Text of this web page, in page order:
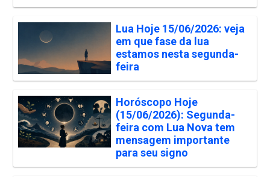
Lua Hoje 15/06/2026: veja
em que fase da lua
estamos nesta segunda-
feira
Horóscopo Hoje
(15/06/2026): Segunda-
feira com Lua Nova tem
mensagem importante
para seu signo